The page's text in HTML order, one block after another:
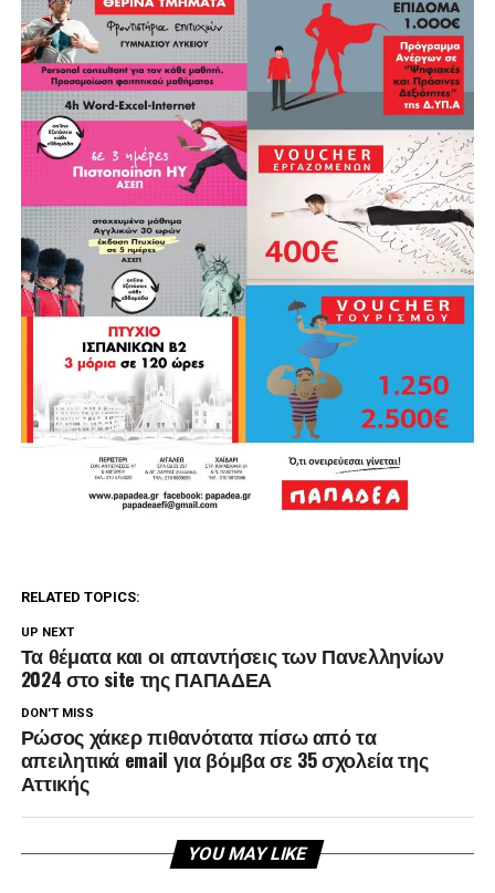
RELATED TOPICS:
UP NEXT
Τα θέματα και οι απαντήσεις των Πανελληνίων
2024 στο site της ΠΑΠΑΔΕΑ
DON'T MISS
Ρώσος χάκερ πιθανότατα πίσω από τα
απειλητικά email για βόμβα σε 35 σχολεία της
Αττικής
YOU MAY LIKE